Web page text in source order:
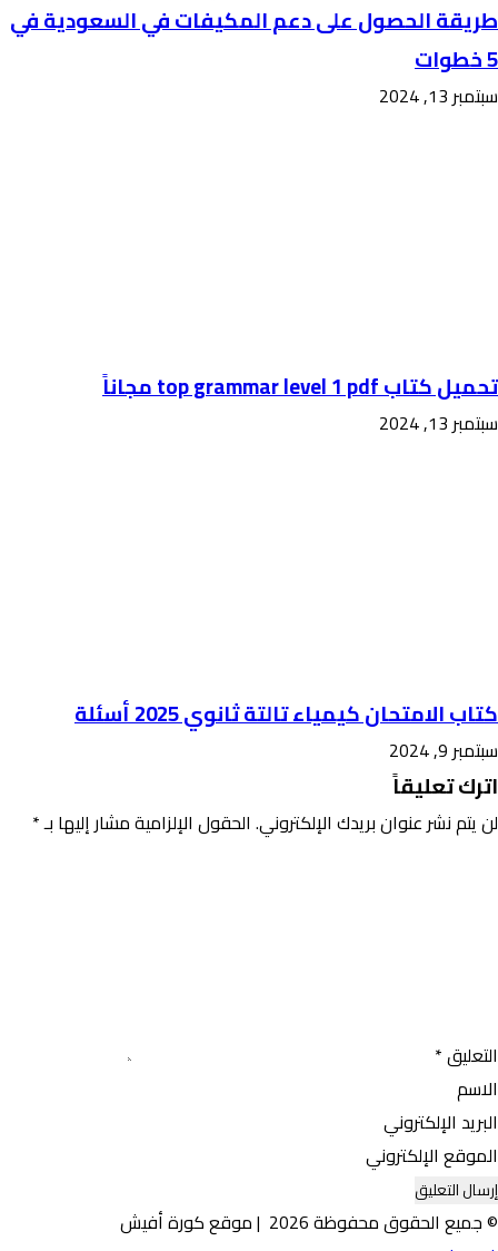
طريقة الحصول على دعم المكيفات في السعودية في
5 خطوات
سبتمبر 13, 2024
تحميل كتاب top grammar level 1 pdf مجاناً
سبتمبر 13, 2024
كتاب الامتحان كيمياء تالتة ثانوي 2025 أسئلة
سبتمبر 9, 2024
اترك تعليقاً
لن يتم نشر عنوان بريدك الإلكتروني. الحقول الإلزامية مشار إليها بـ*
التعليق*
الاسم
البريد الإلكتروني
الموقع الإلكتروني
© جميع الحقوق محفوظة 2026 | موقع كورة أفيش